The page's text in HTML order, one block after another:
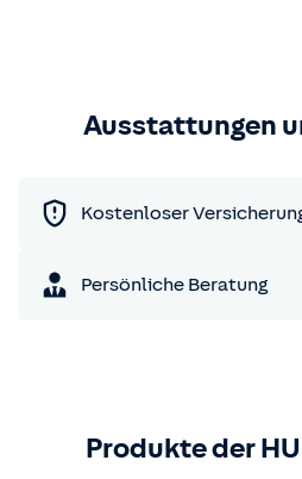
Ausstattungen
Kostenloser
Persönliche Beratung
Produkte der